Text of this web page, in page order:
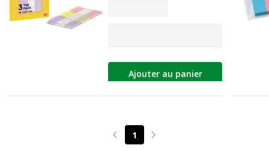
Ajouter au panier
Page précédente
1 Page suivante